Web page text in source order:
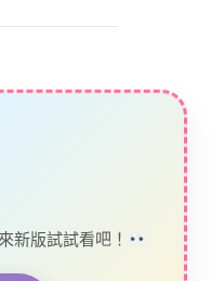
新版試試看吧！